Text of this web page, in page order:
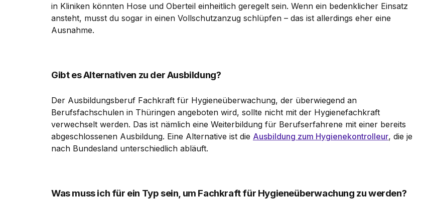
in Kliniken könnten Hose und Oberteil einheitlich geregelt sein. Wenn ein bedenklicher Einsatz
ansteht, musst du sogar in einen Vollschutzanzug schlüpfen – das ist allerdings eher eine
Ausnahme.
Gibt es Alternativen zu der Ausbildung?
Der Ausbildungsberuf Fachkraft für Hygieneüberwachung, der überwiegend an
Berufsfachschulen in Thüringen angeboten wird, sollte nicht mit der Hygienefachkraft
verwechselt werden. Das ist nämlich eine Weiterbildung für Berufserfahrene mit einer bereits
abgeschlossenen Ausbildung. Eine Alternative ist die Ausbildung zum Hygienekontrolleur, die je
nach Bundesland unterschiedlich abläuft.
Was muss ich für ein Typ sein, um Fachkraft für Hygieneüberwachung zu werden?